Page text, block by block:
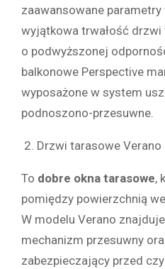
zaawansowane
wyjątkowa trwałość
o podwyższonej
balkonowe Perspective
wyposażone w system
podnoszono-przesuwne.
2. Drzwi tarasowe Verano
To dobre okna tarasowe,
pomiędzy powierzchnią
W modelu Verano
mechanizm przesuwny
zabezpieczający przed